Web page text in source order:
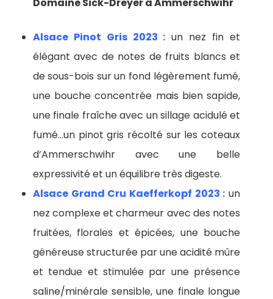
Alsace Pinot Gris 2023 : un nez fin et
élégant avec de notes de fruits blancs et
de sous-bois sur un fond légèrement fumé,
une bouche concentrée mais bien sapide,
une finale fraîche avec un sillage acidulé et
fumé…un pinot gris récolté sur les coteaux
d’Ammerschwihr avec une belle
expressivité et un équilibre très digeste.
Alsace Grand Cru Kaefferkopf 2023 : un
nez complexe et charmeur avec des notes
fruitées, florales et épicées, une bouche
généreuse structurée par une acidité mûre
et tendue et stimulée par une présence
saline/minérale sensible, une finale longue